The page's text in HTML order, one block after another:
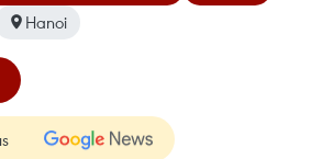
Hanoi